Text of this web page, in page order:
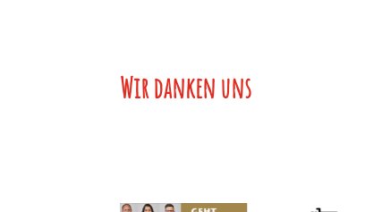
Wir danken unser